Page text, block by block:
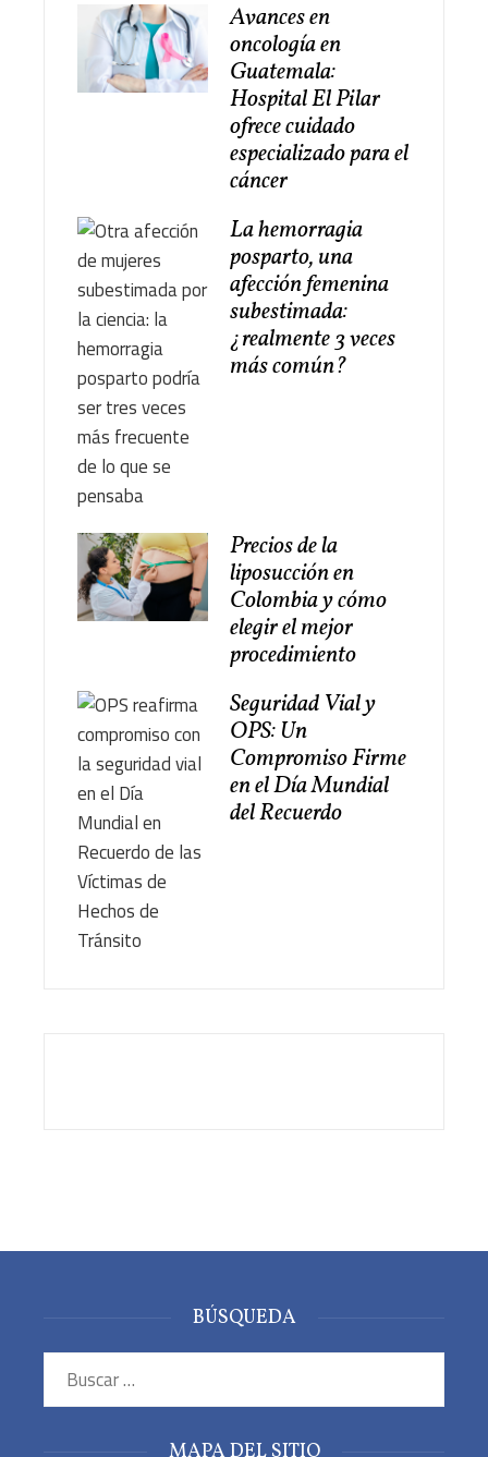
Avances en
oncología en
Guatemala:
Hospital El Pilar
ofrece cuidado
especializado para el
cáncer
La hemorragia
posparto, una
afección femenina
subestimada:
¿realmente 3 veces
más común?
Precios de la
liposucción en
Colombia y cómo
elegir el mejor
procedimiento
Seguridad Vial y
OPS: Un
Compromiso Firme
en el Día Mundial
del Recuerdo
BÚSQUEDA
Buscar: